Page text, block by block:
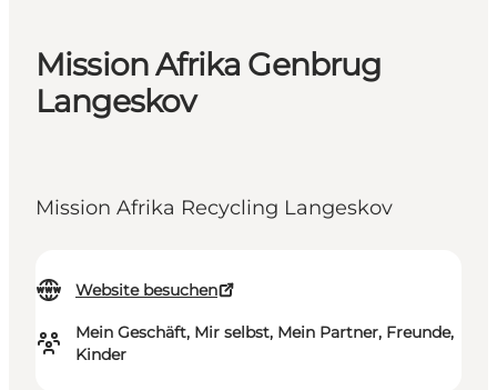
Mission Afrika Genbrug
Langeskov
Mission Afrika Recycling Langeskov
Website besuchen
Mein Geschäft, Mir selbst, Mein Partner, Freunde,
Kinder